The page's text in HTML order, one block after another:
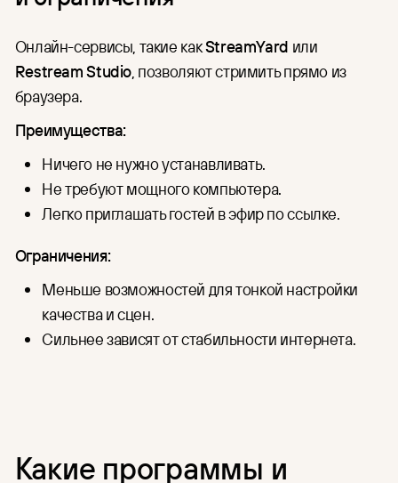
Онлайн-сервисы, такие какStreamYard или
Restream Studio, позволяют стримить прямо из
браузера.
Преимущества:
Ничего не нужно устанавливать.
Не требуют мощного компьютера.
Легко приглашать гостей в эфир по ссылке.
Ограничения:
Меньше возможностей для тонкой настройки
качества и сцен.
Сильнее зависят от стабильности интернета.
Какие программы и